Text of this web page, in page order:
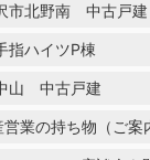
市北野南 中古戸建
指ハイツP棟
山 中古戸建
業の持ち物（ご案